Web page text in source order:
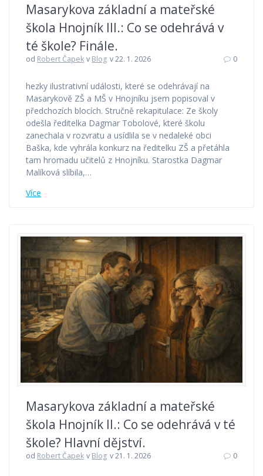
Masarykova základní a mateřské
škola Hnojník III.: Co se odehrává v
té škole? Finále.
od Robert Čapek v Blog v 22. 1. 2026 0
hezky ilustrativní události, které se odehrávají na
Masarykově ZŠ a MŠ v Hnojníku jsem popisoval v
předchozích blocích. Stručně rekapitulace: Ze školy
odešla ředitelka Dagmar Tobolové, které školu
zanechala v rozvratu a usídlila se v nedaleké obci
Baška, kde vyhrála konkurz na ředitelku ZŠ a přetáhla
tam hromadu učitelů z Hnojníku. Starostka Dagmar
Malíková slíbila,…
Více
Masarykova základní a mateřské
škola Hnojník II.: Co se odehrává v té
škole? Hlavní dějství.
od Robert Čapek v Blog v 21. 1. 2026 0